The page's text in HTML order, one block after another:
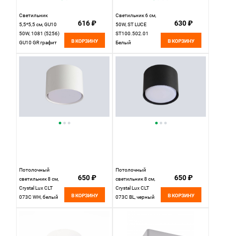
Светильник
5,5*5,5 см, GU10
50W, 1081 (5256)
GU10 GR графит
616 ₽
В КОРЗИНУ
Светильник 6 см,
50W, ST LUCE
ST100.502.01
Белый
630 ₽
В КОРЗИНУ
Потолочный
светильник 8 см,
Crystal Lux CLT
073C WH, белый
650 ₽
В КОРЗИНУ
Потолочный
светильник 8 см,
Crystal Lux CLT
073C BL, черный
650 ₽
В КОРЗИНУ